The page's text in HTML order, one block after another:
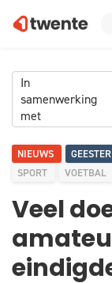
In
samenwerking
met
NIEUWS
SPORT
VOETBAL
Veel